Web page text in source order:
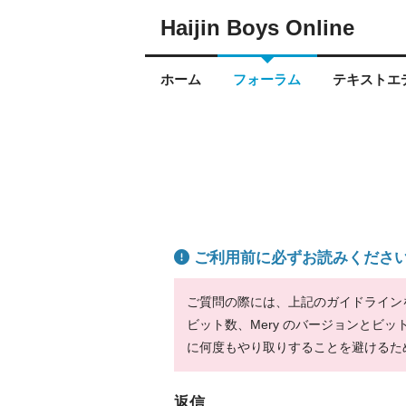
Haijin Boys Online
ホーム フォーラム テキストエ
ご利用前に必ずお読みくださ
ご質問の際には、上記のガイドライ
ビット数、Mery のバージョンとビッ
に何度もやり取りすることを避ける